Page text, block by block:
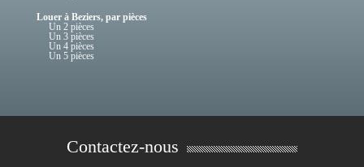
Louer à Beziers, par pièces
Un 2 pièces
Un 3 pièces
Un 4 pièces
Un 5 pièces
Contactez-nous